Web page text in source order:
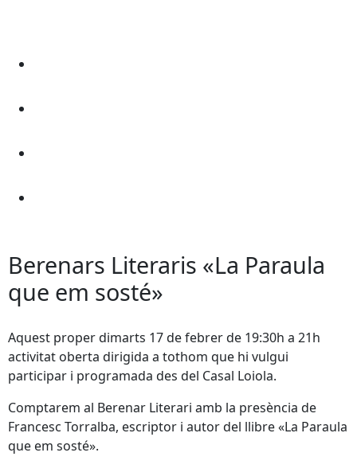
Berenars Literaris «La Paraula
que em sosté»
Aquest proper dimarts 17 de febrer de 19:30h a 21h
activitat oberta dirigida a tothom que hi vulgui
participar i programada des del Casal Loiola.
Comptarem al Berenar Literari amb la presència de
Francesc Torralba, escriptor i autor del llibre «La Paraula
que em sosté».